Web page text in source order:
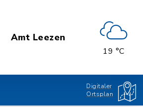
Amt Leezen
19 °C
Digitaler
Ortsplan